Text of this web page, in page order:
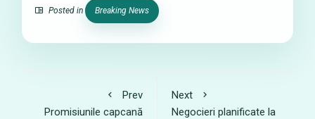
Posted in Breaking News
Prev
Promisiunile capcană
Next
Negocieri planificate la